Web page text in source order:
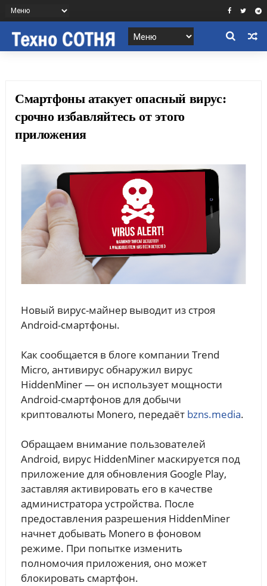
Смартфоны атакует опасный вирус:
срочно избавляйтесь от этого
приложения
Новый вирус-майнер выводит из строя
Android-смартфоны.
Как сообщается в блоге компании Trend
Micro, антивирус обнаружил вирус
HiddenMiner — он использует мощности
Android-смартфонов для добычи
криптовалюты Monero, передаёт bzns.media.
Обращаем внимание пользователей
Android, вирус HiddenMiner маскируется под
приложение для обновления Google Play,
заставляя активировать его в качестве
администратора устройства. После
предоставления разрешения HiddenMiner
начнет добывать Monero в фоновом
режиме. При попытке изменить
полномочия приложения, оно может
блокировать смартфон.